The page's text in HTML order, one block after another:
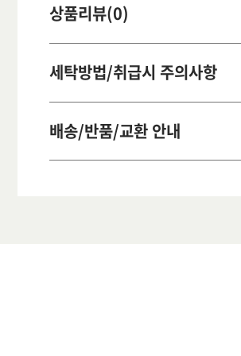
상품리뷰(0)
세탁방법/취급시 주의사항
배송/반품/교환 안내